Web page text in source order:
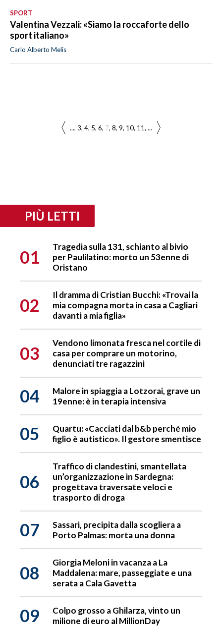
SPORT
Valentina Vezzali: «Siamo la roccaforte dello
sport italiano»
Carlo Alberto Melis
... 3 4 5 6 7 8 9 10 11 ...
PIÙ LETTI
01
Tragedia sulla 131, schianto al bivio
per Paulilatino: morto un 53enne di
Oristano
02
Il dramma di Cristian Bucchi: «Trovai la
mia compagna morta in casa a Cagliari
davanti a mia figlia»
03
Vendono limonata fresca nel cortile di
casa per comprare un motorino,
denunciati tre ragazzini
04
Malore in spiaggia a Lotzorai, grave un
19enne: è in terapia intensiva
05
Quartu: «Cacciati dal b&b perché mio
figlio è autistico». Il gestore smentisce
06
Traffico di clandestini, smantellata
un’organizzazione in Sardegna:
progettava traversate veloci e
trasporto di droga
07
Sassari, precipita dalla scogliera a
Porto Palmas: morta una donna
08
Giorgia Meloni in vacanza a La
Maddalena: mare, passeggiate e una
serata a Cala Gavetta
09
Colpo grosso a Ghilarza, vinto un
milione di euro al MillionDay